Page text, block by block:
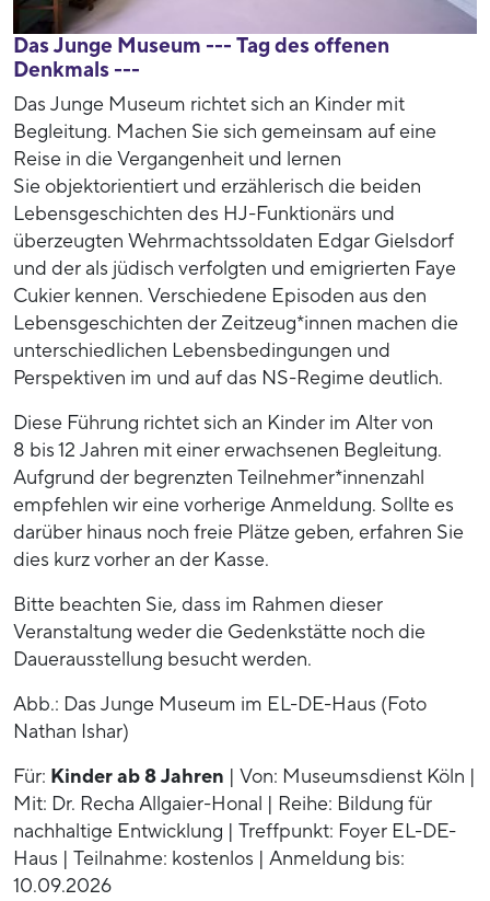
Das Junge Museum --- Tag des offenen
Denkmals ---
Das Junge Museum richtet sich an Kinder mit
Begleitung. Machen Sie sich gemeinsam auf eine
Reise in die Vergangenheit und lernen
Sie objektorientiert und erzählerisch die beiden
Lebensgeschichten des HJ-Funktionärs und
überzeugten Wehrmachtssoldaten Edgar Gielsdorf
und der als jüdisch verfolgten und emigrierten Faye
Cukier kennen. Verschiedene Episoden aus den
Lebensgeschichten der Zeitzeug*innen machen die
unterschiedlichen Lebensbedingungen und
Perspektiven im und auf das NS-Regime deutlich.
Diese Führung richtet sich an Kinder im Alter von
8 bis 12 Jahren mit einer erwachsenen Begleitung.
Aufgrund der begrenzten Teilnehmer*innenzahl
empfehlen wir eine vorherige Anmeldung. Sollte es
darüber hinaus noch freie Plätze geben, erfahren Sie
dies kurz vorher an der Kasse.
Bitte beachten Sie, dass im Rahmen dieser
Veranstaltung weder die Gedenkstätte noch die
Dauerausstellung besucht werden.
Abb.: Das Junge Museum im EL-DE-Haus (Foto
Nathan Ishar)
Für: Kinder ab 8 Jahren | Von: Museumsdienst Köln |
Mit: Dr. Recha Allgaier-Honal | Reihe: Bildung für
nachhaltige Entwicklung | Treffpunkt: Foyer EL-DE-
Haus | Teilnahme: kostenlos | Anmeldung bis:
10.09.2026